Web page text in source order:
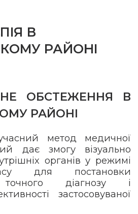
В
РАЙОНІ
ОБСТЕЖЕННЯ В
РАЙОНІ
метод медичної
дає змогу візуально
органів у режимі
для постановки
діагнозу і
застосовуваної